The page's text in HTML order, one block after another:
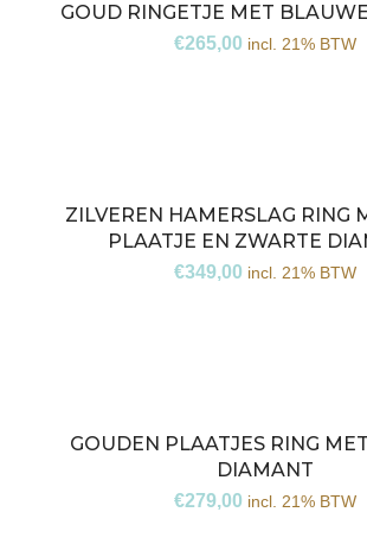
GOUD RINGETJE MET
€265,00 incl. 21% BTW
ZILVEREN HAMERSLAG RING
PLAATJE EN ZWARTE
€349,00 incl. 21% BTW
GOUDEN PLAATJES RING
DIAMANT
€279,00 incl. 21% BTW